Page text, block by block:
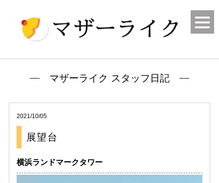
マザーライク スタッフ日記
2021/10/05
展望台
横浜ランドマークタワー